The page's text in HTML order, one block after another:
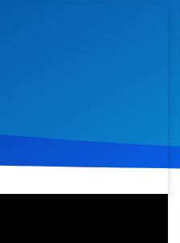
Studienzentrum